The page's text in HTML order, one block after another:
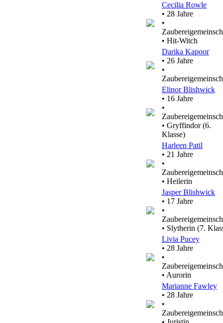
Cecilia Rowle
• 28 Jahre
•
• Hit-Witch
Darika Kapoor
• 26 Jahre
•
Elinor Blishwick
• 16 Jahre
•
• Gryffindor (6.
Klasse)
Harleen Patil
• 21 Jahre
•
• Heilerin
Jasper Blishwick
• 17 Jahre
•
• Slytherin (7.
Livia Pucey
• 28 Jahre
•
• Aurorin
Marianne Fawley
• 28 Jahre
•